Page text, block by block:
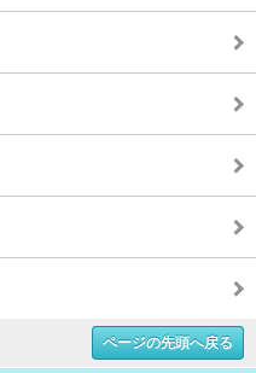
ページの先頭へ戻る